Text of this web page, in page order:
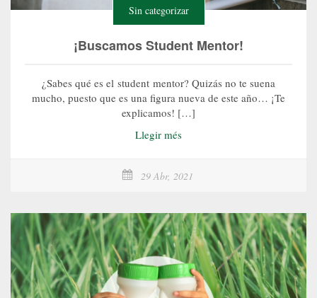
Sin categorizar
¡Buscamos Student Mentor!
¿Sabes qué es el student mentor? Quizás no te suena
mucho, puesto que es una figura nueva de este año… ¡Te
explicamos! […]
Llegir més
29 Abr, 2021